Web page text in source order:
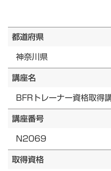
都道府県
神奈川県
講座名
BFRトレーナー資格取得
講座番号
N2069
取得資格